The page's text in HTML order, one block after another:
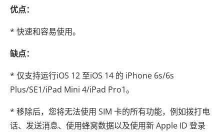
优点：
* 快速和容易使用。
缺点：
* 仅支持运行iOS 12 至iOS 14 的 iPhone 6s/6s
Plus/SE1/iPad Mini 4/iPad Pro1。
* 移除后，您将无法使用 SIM 卡的所有功能，例如拨打电
话、发送消息、使用蜂窝数据以及使用新 Apple ID 登录